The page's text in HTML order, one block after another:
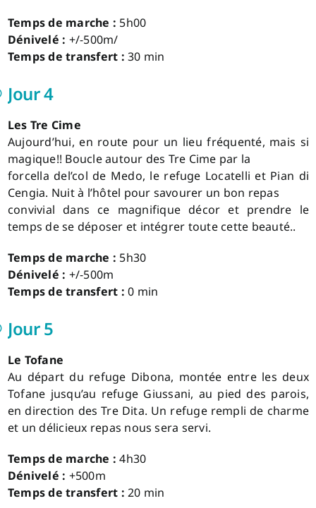
Temps de marche : 5h00
Dénivelé : +/-500m/
Temps de transfert : 30 min
Jour 4
Les Tre Cime
Aujourd’hui, en route pour un lieu fréquenté, mais si
magique!! Boucle autour des Tre Cime par la
forcella del’col de Medo, le refuge Locatelli et Pian di
Cengia. Nuit à l’hôtel pour savourer un bon repas
convivial dans ce magnifique décor et prendre le
temps de se déposer et intégrer toute cette beauté..
Temps de marche : 5h30
Dénivelé : +/-500m
Temps de transfert : 0 min
Jour 5
Le Tofane
Au départ du refuge Dibona, montée entre les deux
Tofane jusqu’au refuge Giussani, au pied des parois,
en direction des Tre Dita. Un refuge rempli de charme
et un délicieux repas nous sera servi.
Temps de marche : 4h30
Dénivelé : +500m
Temps de transfert : 20 min